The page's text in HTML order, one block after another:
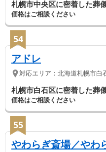
札幌市中央区に密着した葬
価格はご相談ください
54
アドレ
対応エリア： 北海道札幌市白
札幌市白石区に密着した葬
価格はご相談ください
55
やわらぎ斎場／やわ